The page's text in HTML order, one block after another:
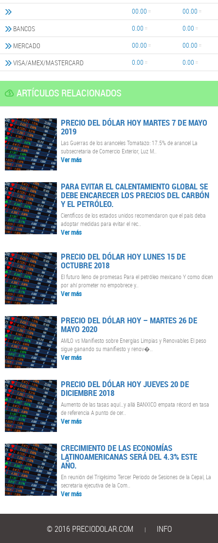
00.00
00.00
BANCOS
0.00
0.00
MERCADO
00.00
00.00
VISA/AMEX/MASTERCARD
0.00 0.00
ARTÍCULOS RELACIONADOS
PRECIO DEL DÓLAR HOY MARTES 7 DE MAYO
2019
Las Guerras de los aranceles Tomatazo: 17.5% de arancel La
subsecretaria de Comercio Exterior, Luz M..
Ver más
PARA EVITAR EL CALENTAMIENTO GLOBAL SE
DEBE ENCARECER LOS PRECIOS DEL CARBÓN
Y EL PETRÓLEO.
Científicos de los estados unidos recomendaron que el país deba
adoptar medidas para evitar el rec..
Ver más
PRECIO DEL DÓLAR HOY LUNES 15 DE
OCTUBRE 2018
El futuro lleno de promesas Para el petróleo mexicano Y como dicen
por ahí prometer no empobrece y..
Ver más
PRECIO DEL DÓLAR HOY – MARTES 26 DE
MAYO 2020
AMLO vs Manifiesto sobre Energías Limpias y Renovables El peso
sigue ganando su manifiesto y renov�..
Ver más
PRECIO DEL DÓLAR HOY JUEVES 20 DE
DICIEMBRE 2018
Aumento de las tasas aquí…y allá BANXICO empata récord en tasa
de referencia A punto de cer..
Ver más
CRECIMIENTO DE LAS ECONOMÍAS
LATINOAMERICANAS SERÁ DEL 4.3% ESTE
AÑO.
En reunión del Trigésimo Tercer Periodo de Sesiones de la Cepal, La
secretaria ejecutiva de la Com..
Ver más
© 2016 PRECIODOLAR.COM | INFO